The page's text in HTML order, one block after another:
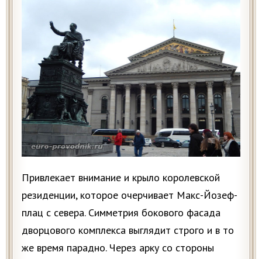
Привлекает внимание и крыло королевской
резиденции, которое очерчивает Макс-Йозеф-
плац с севера. Симметрия бокового фасада
дворцового комплекса выглядит строго и в то
же время парадно. Через арку со стороны